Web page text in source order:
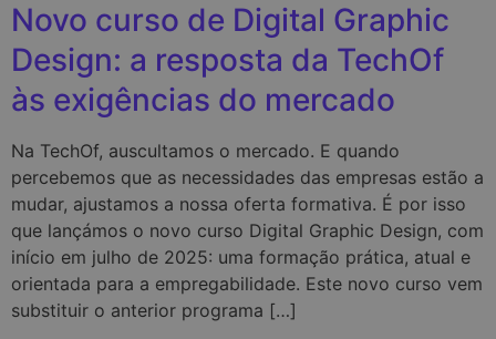
Novo curso de Digital Graphic
Design: a resposta da TechOf
às exigências do mercado
Na TechOf, auscultamos o mercado. E quando
percebemos que as necessidades das empresas estão a
mudar, ajustamos a nossa oferta formativa. É por isso
que lançámos o novo curso Digital Graphic Design, com
início em julho de 2025: uma formação prática, atual e
orientada para a empregabilidade. Este novo curso vem
substituir o anterior programa […]